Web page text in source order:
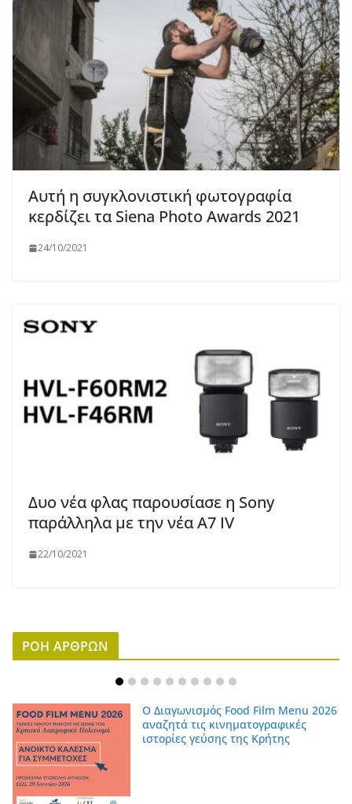
Αυτή η συγκλονιστική φωτογραφία
κερδίζει τα Siena Photo Awards 2021
24/10/2021
Δυο νέα φλας παρουσίασε η Sony
παράλληλα με την νέα A7 IV
22/10/2021
ΡΟΗ ΑΡΘΡΩΝ
Ο Διαγωνισμός Food Film Menu 2026
αναζητά τις κινηματογραφικές
ιστορίες γεύσης της Κρήτης